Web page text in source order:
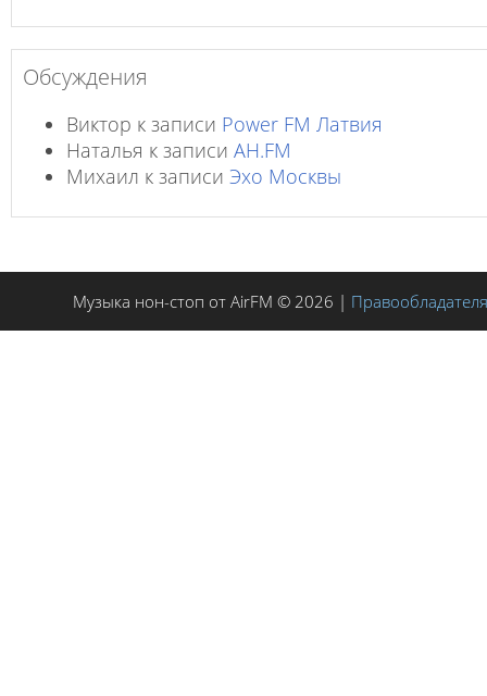
Обсуждения
Виктор к записи Power FM Латвия
Наталья к записи AH.FM
Михаил к записи Эхо Москвы
Музыка нон-стоп от AirFM © 2026 |